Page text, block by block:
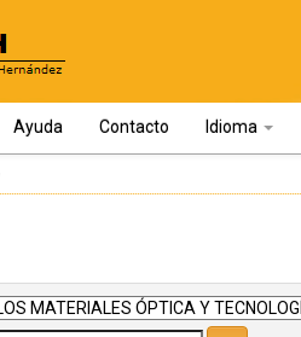
Ayuda Contacto Idioma